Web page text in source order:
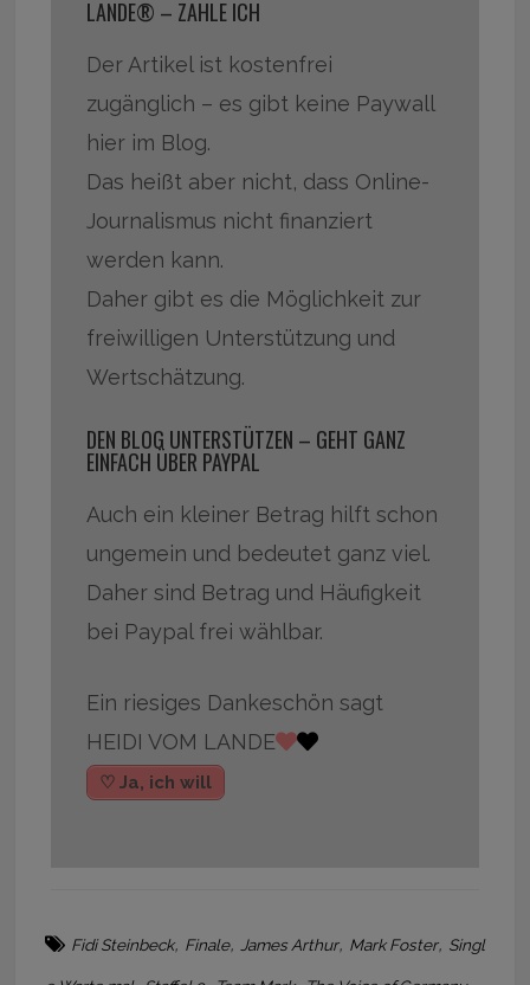
LANDE® – ZAHLE ICH
Der Artikel ist kostenfrei
zugänglich – es gibt keine Paywall
hier im Blog.
Das heißt aber nicht, dass Online-
Journalismus nicht finanziert
werden kann.
Daher gibt es die Möglichkeit zur
freiwilligen Unterstützung und
Wertschätzung.
DEN BLOG UNTERSTÜTZEN – GEHT GANZ
EINFACH ÜBER PAYPAL
Auch ein kleiner Betrag hilft schon
ungemein und bedeutet ganz viel.
Daher sind Betrag und Häufigkeit
bei Paypal frei wählbar.
Ein riesiges Dankeschön sagt
HEIDI VOM LANDE
♡ Ja, ich will
Fidi Steinbeck, Finale, James Arthur, Mark Foster, Singl